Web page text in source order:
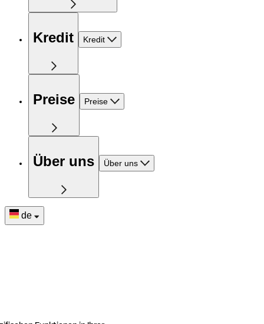
Kredit Kredit
Preise Preise
Über uns Über uns
de